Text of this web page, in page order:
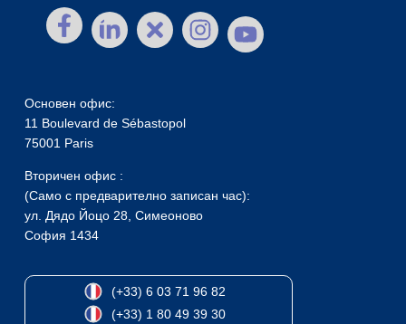
Основен офис:
11 Boulevard de Sébastopol
75001 Paris
Вторичен офис :
(Само с предварително записан час):
ул. Дядо Йоцо 28, Симеоново
София 1434
(+33) 6 03 71 96 82
(+33) 1 80 49 39 30